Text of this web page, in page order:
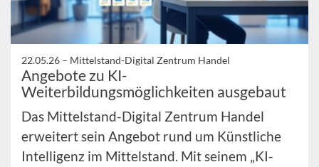
22.05.26 – Mittelstand-Digital Zentrum Handel
Angebote zu KI-
Weiterbildungsmöglichkeiten ausgebaut
Das Mittelstand-Digital Zentrum Handel
erweitert sein Angebot rund um Künstliche
Intelligenz im Mittelstand. Mit seinem „KI-